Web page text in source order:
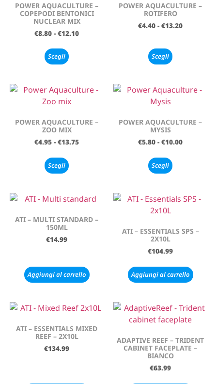
POWER AQUACULTURE –
COPEPODI BENTONICI
NUCLEAR MIX
€8.80 - €12.10
Scegli
POWER AQUACULTURE –
ROTIFERO
€4.40 - €13.20
Scegli
POWER AQUACULTURE –
ZOO MIX
€4.95 - €13.75
Scegli
POWER AQUACULTURE –
MYSIS
€5.80 - €10.00
Scegli
ATI – MULTI STANDARD –
150ML
€14.99
Aggiungi al carrello
ATI – ESSENTIALS SPS –
2X10L
€104.99
Aggiungi al carrello
ATI – ESSENTIALS MIXED
REEF – 2X10L
€134.99
ADAPTIVE REEF – TRIDENT
CABINET FACEPLATE –
BIANCO
€63.99